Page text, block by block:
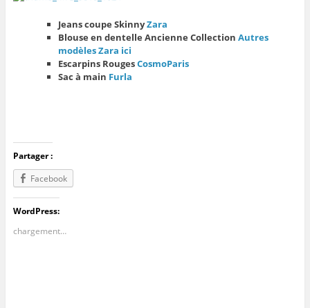
Jeans coupe SkinnyZara
Blouse en dentelle Ancienne Collection Autres
modèles Zara ici
Escarpins RougesCosmoParis
Sac à main Furla
Partager :
Facebook
WordPress:
chargement…